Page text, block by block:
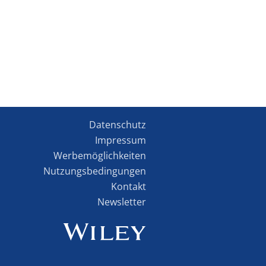
Datenschutz
Impressum
Werbemöglichkeiten
Nutzungsbedingungen
Kontakt
Newsletter